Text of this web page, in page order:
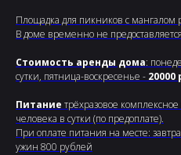
Площадка для пикников с мангалом
В доме временно не
Стоимость аренды дома:
сутки, пятница-воскресенье - 20000
Питание трёхразовое
человека в сутки (по предоплате).
При оплате питания на месте:
ужин 800 рублей